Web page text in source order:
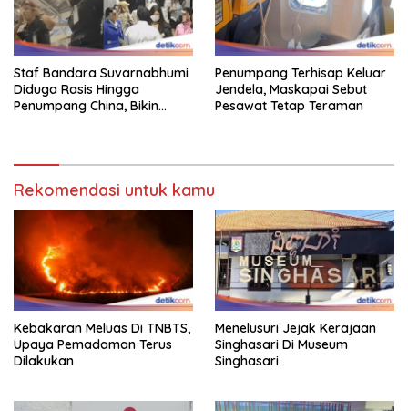
Staf Bandara Suvarnabhumi
Diduga Rasis Hingga
Penumpang China, Bikin
Penumpang Terhisap Keluar
Jendela, Maskapai Sebut
Pesawat Tetap Teraman
Rekomendasi untuk kamu
Kebakaran Meluas Di TNBTS,
Upaya Pemadaman Terus
Dilakukan
Menelusuri Jejak Kerajaan
Singhasari Di Museum
Singhasari